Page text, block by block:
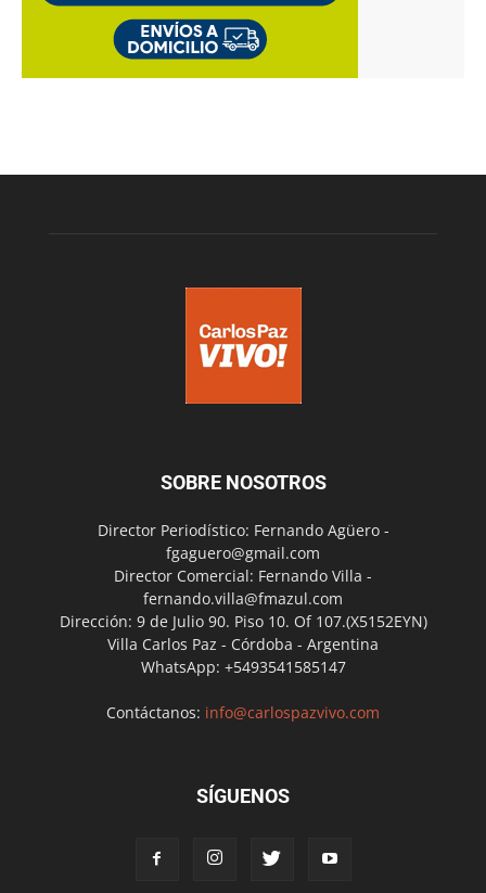
SOBRE NOSOTROS
Director Periodístico: Fernando Agüero -
fgaguero@gmail.com
Director Comercial: Fernando Villa -
fernando.villa@fmazul.com
Dirección: 9 de Julio 90. Piso 10. Of 107.(X5152EYN)
Villa Carlos Paz - Córdoba - Argentina
WhatsApp: +5493541585147
Contáctanos: info@carlospazvivo.com
SÍGUENOS